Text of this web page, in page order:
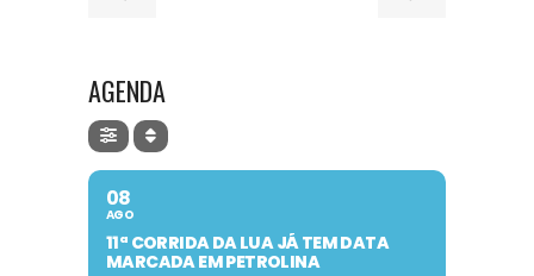
AGENDA
08
AGO
11ª CORRIDA DA LUA JÁ TEM DATA
MARCADA EM PETROLINA